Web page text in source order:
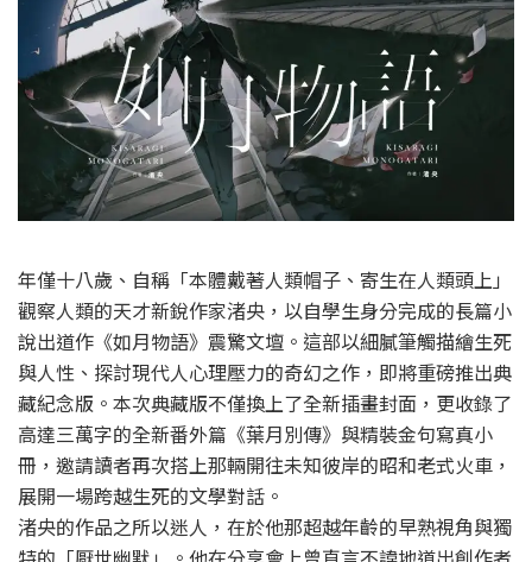
年僅十八歲、自稱「本體戴著人類帽子、寄生在人類頭上」
觀察人類的天才新銳作家渚央，以自學生身分完成的長篇小
說出道作《如月物語》震驚文壇。這部以細膩筆觸描繪生死
與人性、探討現代人心理壓力的奇幻之作，即將重磅推出典
藏紀念版。本次典藏版不僅換上了全新插畫封面，更收錄了
高達三萬字的全新番外篇《葉月別傳》與精裝金句寫真小
冊，邀請讀者再次搭上那輛開往未知彼岸的昭和老式火車，
展開一場跨越生死的文學對話。
渚央的作品之所以迷人，在於他那超越年齡的早熟視角與獨